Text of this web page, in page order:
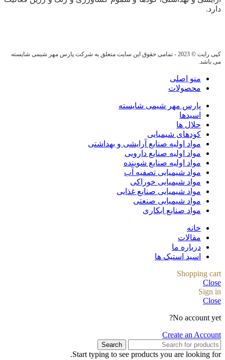
دارد.
کپی رایت © 2023 - تمامی حقوق این سایت متعلق به شرکت پارس مهر شیمی شایسته
می باشد.
منو اصلی
محصولات
پارس مهر شیمی شایسته
اسیدها
حلال ها
کودهای شیمیایی
مواد اولیه صنایع آرایشی و بهداشتی
مواد اولیه صنایع دارویی
مواد اولیه صنایع شوینده
مواد شیمیایی تصفیه آب
مواد شیمیایی خوراکی
مواد شیمیایی صنایع غذایی
مواد شیمیایی صنعتی
مواد صنایع ابکاری
خانه
مقالات
درباره ما
اسید استیک ها
Shopping cart
Close
Sign in
Close
No account yet?
Create an Account
Search
Start typing to see products you are looking for.